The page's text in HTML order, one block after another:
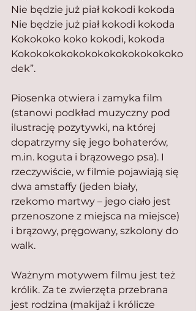
Nie będzie już piał kokodi kokoda
Nie będzie już piał kokodi kokoda
Kokokoko koko kokodi, kokoda
Kokokokokokokokokokokokokoko
dek”.
Piosenka otwiera i zamyka film
(stanowi podkład muzyczny pod
ilustrację pozytywki, na której
dopatrzymy się jego bohaterów,
m.in. koguta i brązowego psa). I
rzeczywiście, w filmie pojawiają się
dwa amstaffy (jeden biały,
rzekomo martwy – jego ciało jest
przenoszone z miejsca na miejsce)
i brązowy, pręgowany, szkolony do
walk.
Ważnym motywem filmu jest też
królik. Za te zwierzęta przebrana
jest rodzina (makijaż i królicze